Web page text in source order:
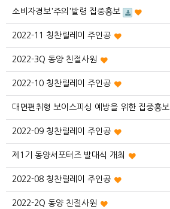
소비자경보'주의'발령 집중홍보
2022-11 칭찬릴레이 주인공
2022-3Q 동양 친절사원
2022-10 칭찬릴레이 주인공
대면편취형 보이스피싱 예방을 위한 집중홍보
2022-09 칭찬릴레이 주인공
제1기 동양서포터즈 발대식 개최
2022-08 칭찬릴레이 주인공
2022-2Q 동양 친절사원